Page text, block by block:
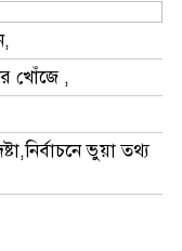
খোঁজে ,
ভুয়া তথ্য